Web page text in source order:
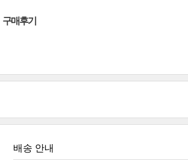
구매후기
배송 안내